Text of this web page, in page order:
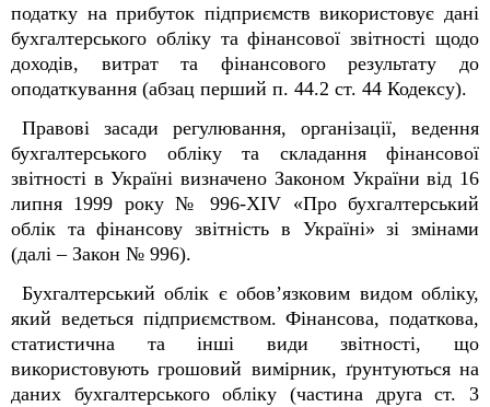
податку на прибуток підприємств використовує дані
бухгалтерського обліку та фінансової звітності щодо
доходів, витрат та фінансового результату до
оподаткування (абзац перший п. 44.2 ст. 44 Кодексу).
Правові засади регулювання, організації, ведення
бухгалтерського обліку та складання фінансової
звітності в Україні визначено Законом України від 16
липня 1999 року № 996-XIV «Про бухгалтерський
облік та фінансову звітність в Україні» зі змінами
(далі – Закон № 996).
Бухгалтерський облік є обов’язковим видом обліку,
який ведеться підприємством. Фінансова, податкова,
статистична та інші види звітності, що
використовують грошовий вимірник, ґрунтуються на
даних бухгалтерського обліку (частина друга ст. 3